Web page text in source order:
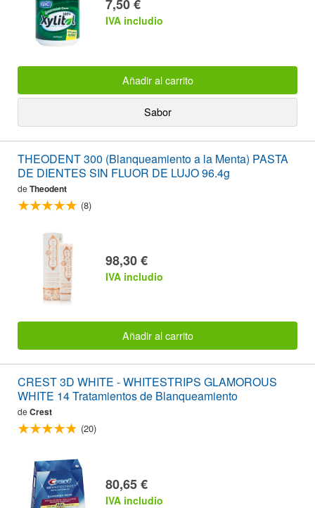
7,50 €
IVA includio
Añadir al carrito
Sabor
THEODENT 300 (Blanqueamiento a la Menta) PASTA
DE DIENTES SIN FLUOR DE LUJO 96.4g
de Theodent
(8)
98,30 €
IVA includio
Añadir al carrito
CREST 3D WHITE - WHITESTRIPS GLAMOROUS
WHITE 14 Tratamientos de Blanqueamiento
de Crest
(20)
80,65 €
IVA includio